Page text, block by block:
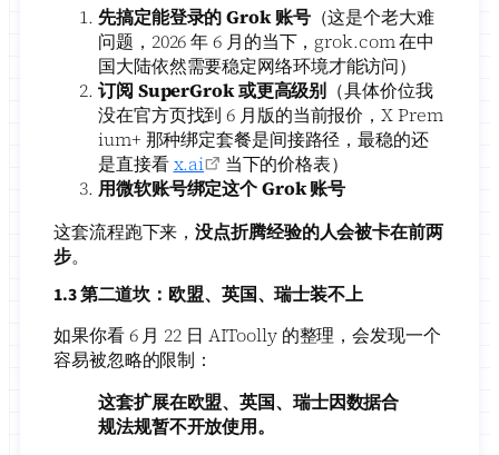
先搞定能登录的 Grok 账号（这是个老大难
问题，2026 年 6 月的当下，grok.com 在中
国大陆依然需要稳定网络环境才能访问）
订阅 SuperGrok 或更高级别 （具体价位我
没在官方页找到 6 月版的当前报价，X Prem
ium+ 那种绑定套餐是间接路径，最稳的还
是直接看x.ai
当下的价格表）
用微软账号绑定这个 Grok 账号
这套流程跑下来，没点折腾经验的人会被卡在前两
步。
1.3 第二道坎：欧盟、英国、瑞士装不上
如果你看 6 月 22 日 AIToolly 的整理，会发现一个
容易被忽略的限制：
这套扩展在欧盟、英国、瑞士因数据合
规法规暂不开放使用。